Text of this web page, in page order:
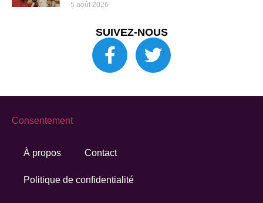
5 août 2026
SUIVEZ-NOUS
À propos Contact
Politique de confidentialité
Consentement